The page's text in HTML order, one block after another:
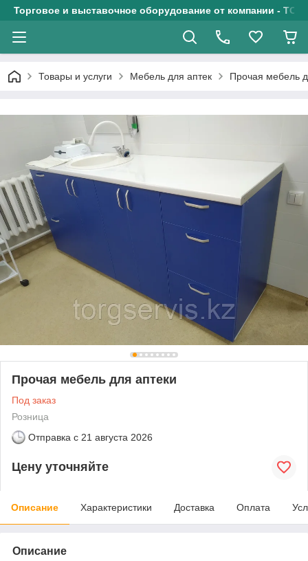
Торговое и выставочное оборудование от компании - ТОО
Товары и услуги Мебель для аптек Прочая мебель
Прочая мебель для аптеки
Под заказ
Розница
Отправка с 21 августа 2026
Цену уточняйте
Описание Характеристики Доставка Оплата
Описание